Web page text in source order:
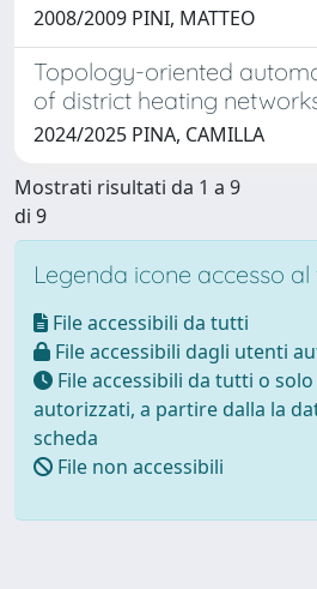
2008/2009 PINI, MATTEO
Topology-oriented
of district heating
2024/2025 PINA, CAMILLA
Mostrati risultati da 1 a 9
di 9
Legenda icone accesso
File accessibili da tutti
File accessibili dagli utenti
File accessibili da tutti o
autorizzati, a partire dalla la
scheda
File non accessibili